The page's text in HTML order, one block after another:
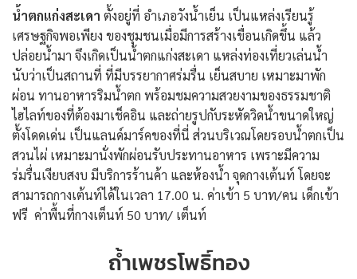
น้ำตกแก่งสะเดา ตั้งอยู่ที่ อำเภอวังน้ำเย็น เป็นแหล่งเรียนรู้
เศรษฐกิจพอเพียง ของชุมชนเมื่อมีการสร้างเขื่อนเกิดขึ้น แล้ว
ปล่อยน้ำมา จึงเกิดเป็นน้ำตกแก่งสะเดา แหล่งท่องเที่ยวเล่นน้ำ
นับว่าเป็นสถานที่ ที่มีบรรยากาศร่มรื่น เย็นสบาย เหมาะมาพัก
ผ่อน ทานอาหารริมน้ำตก พร้อมชมความสวยงามของธรรมชาติ
ไฮไลท์ของที่ต้องมาเช็คอิน และถ่ายรูปกับระหัดวิดน้ำขนาดใหญ่
ตั้งโดดเด่น เป็นแลนด์มาร์คของที่นี่ ส่วนบริเวณโดยรอบน้ำตกเป็น
สวนไผ่ เหมาะมานั่งพักผ่อนรับประทานอาหาร เพราะมีความ
ร่มรื่นเงียบสงบ มีบริการร้านค้า และห้องน้ำ จุดกางเต้นท์ โดยจะ
สามารถกางเต้นท์ได้ในเวลา 17.00 น. ค่าเข้า 5 บาท/คน เด็กเข้า
ฟรี ค่าพื้นที่กางเต็นท์ 50 บาท/ เต็นท์
ถ้ำเพชรโพธิ์ทอง